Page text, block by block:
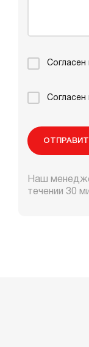
Согласен
Согласен
Наш
течении 30